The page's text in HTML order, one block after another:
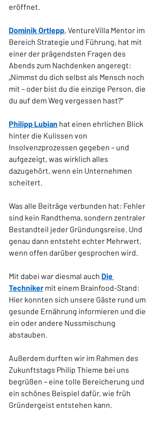
eröffnet.
Dominik Ortlepp, VentureVilla Mentor im
Bereich Strategie und Führung, hat mit
einer der prägendsten Fragen des
Abends zum Nachdenken angeregt:
„Nimmst du dich selbst als Mensch noch
mit – oder bist du die einzige Person, die
du auf dem Weg vergessen hast?“
Philipp Lubian hat einen ehrlichen Blick
hinter die Kulissen von
Insolvenzprozessen gegeben – und
aufgezeigt, was wirklich alles
dazugehört, wenn ein Unternehmen
scheitert.
Was alle Beiträge verbunden hat: Fehler
sind kein Randthema, sondern zentraler
Bestandteil jeder Gründungsreise. Und
genau dann entsteht echter Mehrwert,
wenn offen darüber gesprochen wird.
Mit dabei war diesmal auch Die
Techniker mit einem Brainfood-Stand:
Hier konnten sich unsere Gäste rund um
gesunde Ernährung informieren und die
ein oder andere Nussmischung
abstauben.
Außerdem durften wir im Rahmen des
Zukunftstags Philip Thieme bei uns
begrüßen – eine tolle Bereicherung und
ein schönes Beispiel dafür, wie früh
Gründergeist entstehen kann.